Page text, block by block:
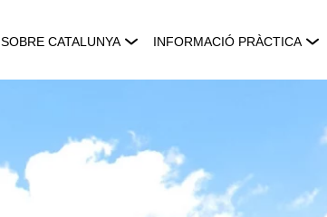
SOBRE CATALUNYA INFORMACIÓ PRÀCTICA